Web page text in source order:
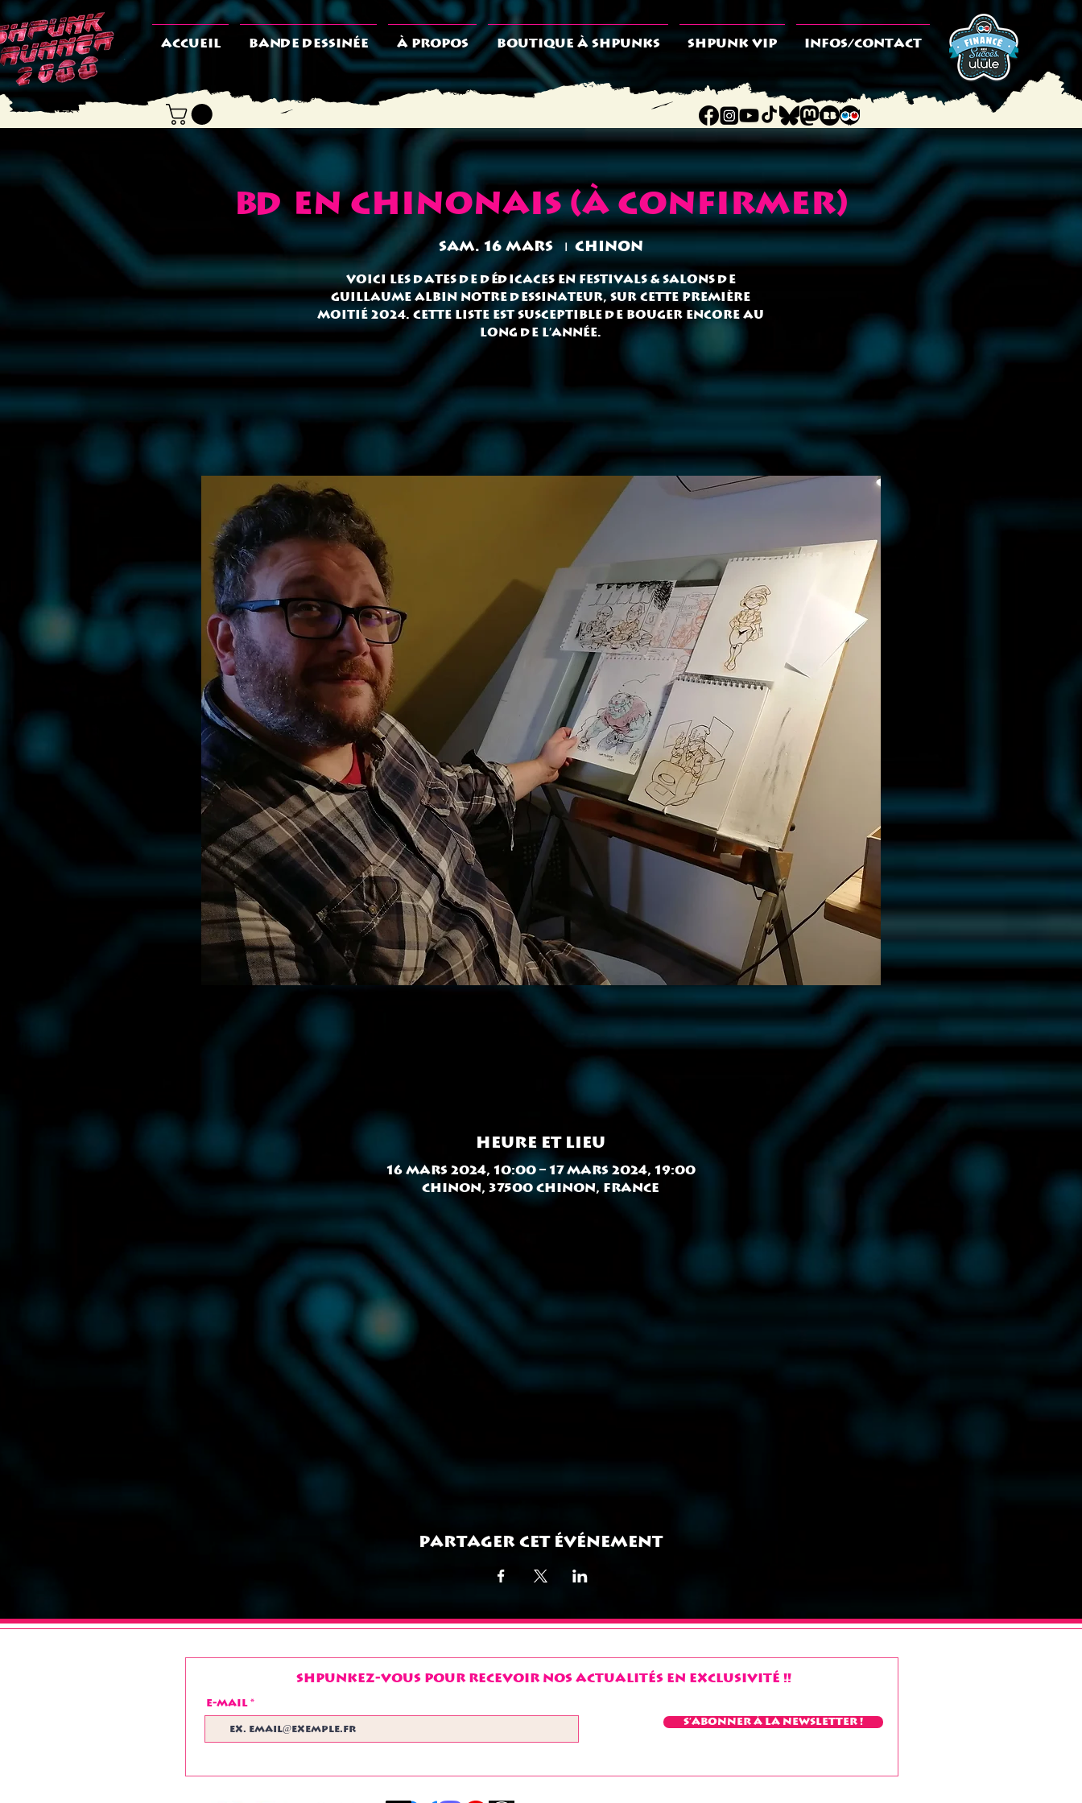
ACCUEIL BANDE DESSINÉE À PROPOS BOUTIQUE À SHPUNKS SHPUNK VIP INFOS/CONTACT
BD en Chinonais (à confirmer)
sam. 16 mars
  |
Chinon
Voici les dates de dédicaces en festivals & salons de
Guillaume Albin notre dessinateur, sur cette première
moitié 2024. Cette liste est susceptible de bouger encore au
long de l'année.
Heure et lieu
16 mars 2024, 10:00 – 17 mars 2024, 19:00
Chinon, 37500 Chinon, France
Partager cet événement
Shpunkez-vous pour recevoir nos actualités en exclusivité !!
E-mail
S'abonner à la Newsletter !